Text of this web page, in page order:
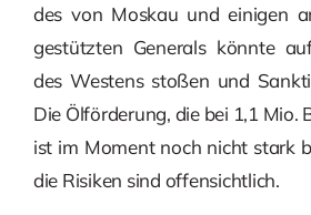
des von Moskau und einigen
gestützten Generals könnte
des Westens stoßen und
Die Ölförderung, die bei 1,1 Mio.
ist im Moment noch nicht stark
die Risiken sind offensichtlich.